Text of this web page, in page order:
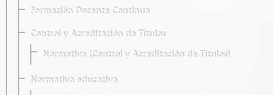
Formación Docente Continua
Control y Acreditación de Títulos
Normativa (Control y Acreditación de Títulos)
Normativa educativa